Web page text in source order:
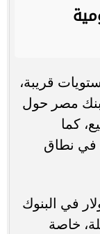
قريبة،
مصر حول
جنيه للبيع، كما
في نطاق
في البنوك
خاصة